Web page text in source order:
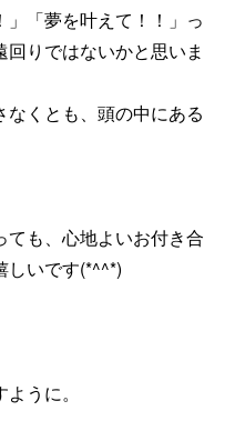
「夢を叶えて！！」っ
りではないかと思いま
なくとも、頭の中にある
も、心地よいお付き合
しいです(*^^*)
うに。